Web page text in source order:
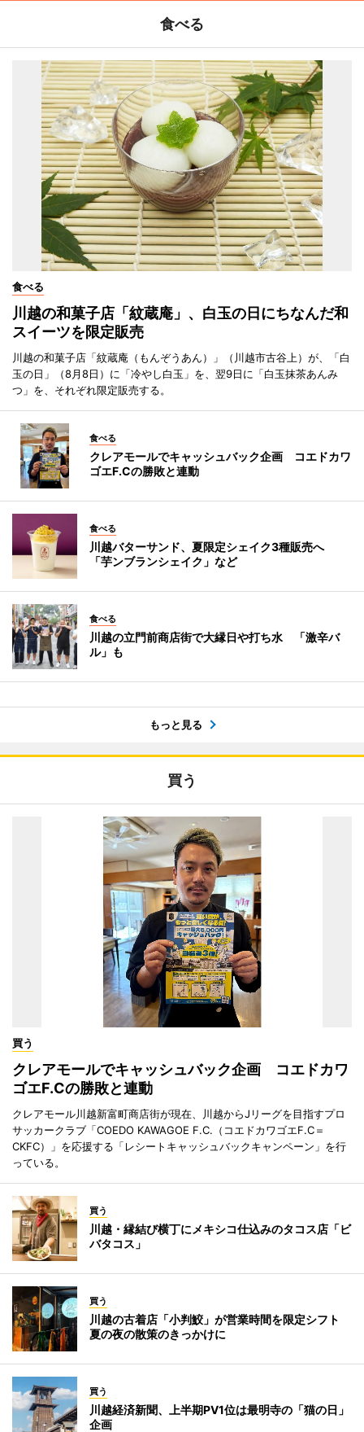
食べる
食べる
川越の和菓子店「紋蔵庵」、白玉の日にちなんだ和
スイーツを限定販売
川越の和菓子店「紋蔵庵（もんぞうあん）」（川越市古谷上）が、「白
玉の日」（8月8日）に「冷やし白玉」を、翌9日に「白玉抹茶あんみ
つ」を、それぞれ限定販売する。
食べる
クレアモールでキャッシュバック企画 コエドカワ
ゴエF.Cの勝敗と連動
食べる
川越バターサンド、夏限定シェイク3種販売へ
「芋ンブランシェイク」など
食べる
川越の立門前商店街で大縁日や打ち水 「激辛バ
ル」も
もっと見る
買う
買う
クレアモールでキャッシュバック企画 コエドカワ
ゴエF.Cの勝敗と連動
クレアモール川越新富町商店街が現在、川越からJリーグを目指すプロ
サッカークラブ「COEDO KAWAGOE F.C.（コエドカワゴエF.C＝
CKFC）」を応援する「レシートキャッシュバックキャンペーン」を行
っている。
買う
川越・縁結び横丁にメキシコ仕込みのタコス店「ビ
バタコス」
買う
川越の古着店「小判鮫」が営業時間を限定シフト
夏の夜の散策のきっかけに
買う
川越経済新聞、上半期PV1位は最明寺の「猫の日」
企画